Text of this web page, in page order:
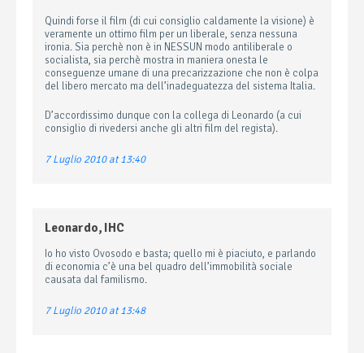
Quindi forse il film (di cui consiglio caldamente la visione) è
veramente un ottimo film per un liberale, senza nessuna
ironia. Sia perchè non è in NESSUN modo antiliberale o
socialista, sia perchè mostra in maniera onesta le
conseguenze umane di una precarizzazione che non è colpa
del libero mercato ma dell’inadeguatezza del sistema Italia.
D’accordissimo dunque con la collega di Leonardo (a cui
consiglio di rivedersi anche gli altri film del regista).
7 Luglio 2010 at 13:40
Leonardo, IHC
Io ho visto Ovosodo e basta; quello mi è piaciuto, e parlando
di economia c’è una bel quadro dell’immobilità sociale
causata dal familismo.
7 Luglio 2010 at 13:48